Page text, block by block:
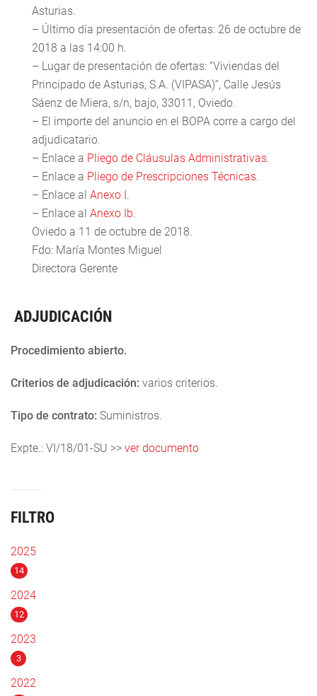
Asturias.
– Último día presentación de ofertas: 26 de octubre de
2018 a las 14:00 h.
– Lugar de presentación de ofertas: “Viviendas del
Principado de Asturias, S.A. (VIPASA)”, Calle Jesús
Sáenz de Miera, s/n, bajo, 33011, Oviedo.
– El importe del anuncio en el BOPA corre a cargo del
adjudicatario.
– Enlace a Pliego de Cláusulas Administrativas.
– Enlace a Pliego de Prescripciones Técnicas.
– Enlace al Anexo I.
– Enlace al Anexo Ib.
Oviedo a 11 de octubre de 2018.
Fdo: María Montes Miguel
Directora Gerente
ADJUDICACIÓN
Procedimiento abierto.
Criterios de adjudicación: varios criterios.
Tipo de contrato: Suministros.
Expte.: VI/18/01-SU >> ver documento
FILTRO
2025
14
2024
12
2023
3
2022